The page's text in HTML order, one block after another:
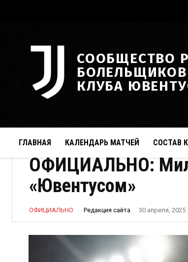
СООБЩЕСТВО
КЛУБА
ГЛАВНАЯ КАЛЕНДАРЬ МАТЧЕЙ СОСТАВ
ОФИЦИАЛЬНО:
«Ювентусом»
ОФИЦИАЛЬНО Редакция сайта 30 апреля, 2025